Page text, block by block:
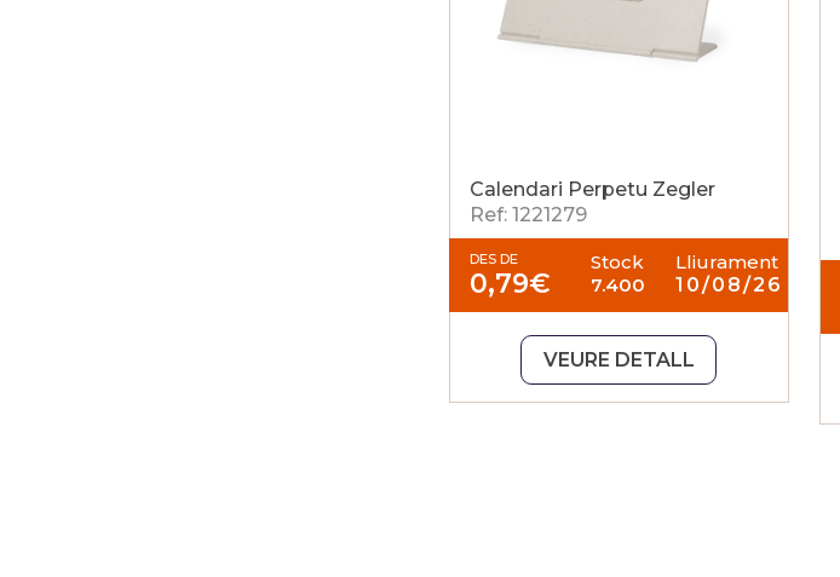
Calendari Perpetu Zegler
Ref: 1221279
DES DE
0,79€
Stock
7.400
Lliurament
10/08/26
VEURE DETALL